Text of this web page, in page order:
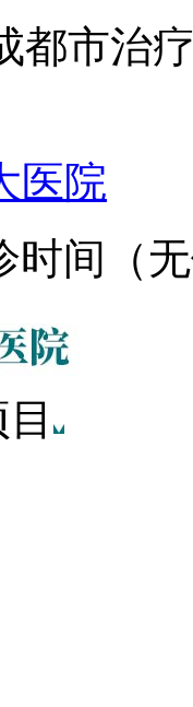
都市治
医院
时间（